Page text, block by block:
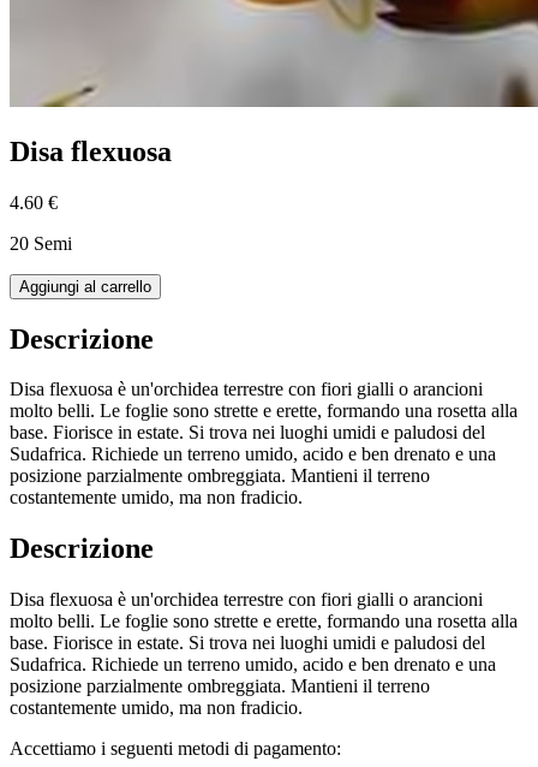
Disa flexuosa
4.60 €
20 Semi
Aggiungi al carrello
Descrizione
Disa flexuosa è un'orchidea terrestre con fiori gialli o arancioni
molto belli. Le foglie sono strette e erette, formando una rosetta alla
base. Fiorisce in estate. Si trova nei luoghi umidi e paludosi del
Sudafrica. Richiede un terreno umido, acido e ben drenato e una
posizione parzialmente ombreggiata. Mantieni il terreno
costantemente umido, ma non fradicio.
Descrizione
Disa flexuosa è un'orchidea terrestre con fiori gialli o arancioni
molto belli. Le foglie sono strette e erette, formando una rosetta alla
base. Fiorisce in estate. Si trova nei luoghi umidi e paludosi del
Sudafrica. Richiede un terreno umido, acido e ben drenato e una
posizione parzialmente ombreggiata. Mantieni il terreno
costantemente umido, ma non fradicio.
Accettiamo i seguenti metodi di pagamento: